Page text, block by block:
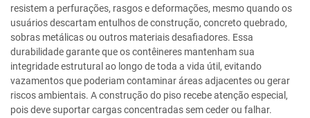
resistem a perfurações, rasgos e deformações, mesmo quando os
usuários descartam entulhos de construção, concreto quebrado,
sobras metálicas ou outros materiais desafiadores. Essa
durabilidade garante que os contêineres mantenham sua
integridade estrutural ao longo de toda a vida útil, evitando
vazamentos que poderiam contaminar áreas adjacentes ou gerar
riscos ambientais. A construção do piso recebe atenção especial,
pois deve suportar cargas concentradas sem ceder ou falhar.